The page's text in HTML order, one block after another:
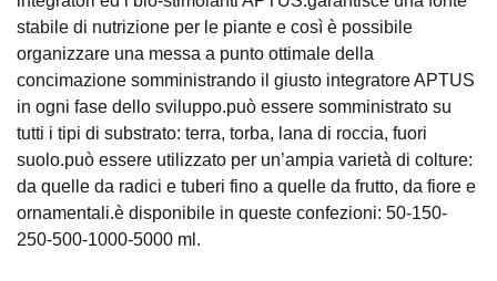
stabile di nutrizione per le piante e così è possibile
organizzare una messa a punto ottimale della
concimazione somministrando il giusto integratore APTUS
in ogni fase dello sviluppo.può essere somministrato su
tutti i tipi di substrato: terra, torba, lana di roccia, fuori
suolo.può essere utilizzato per un’ampia varietà di colture:
da quelle da radici e tuberi fino a quelle da frutto, da fiore e
ornamentali.è disponibile in queste confezioni: 50-150-
250-500-1000-5000 ml.